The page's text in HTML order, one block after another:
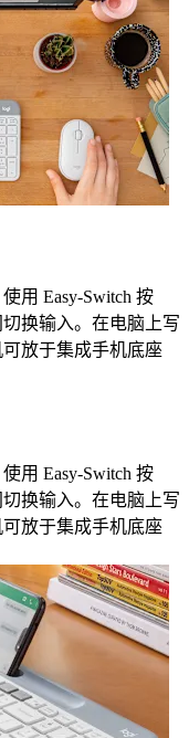
用 Easy-Switch 按
换输入。在电脑上写
放于集成手机底座
用 Easy-Switch 按
换输入。在电脑上写
放于集成手机底座